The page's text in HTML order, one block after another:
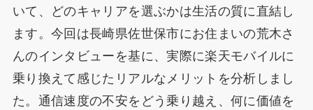
いて、どのキャリアを選ぶかは生活の質に直結し
ます。今回は長崎県佐世保市にお住まいの荒木さ
んのインタビューを基に、実際に楽天モバイルに
乗り換えて感じたリアルなメリットを分析しまし
た。通信速度の不安をどう乗り越え、何に価値を